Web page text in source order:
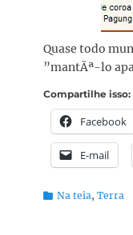
Quase todo
”mantÃª-lo
Compartilhe isso:
Facebook
E-mail
Categorias:
Na teia, Terra